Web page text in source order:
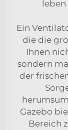
Ein
die die
Ihnen
sondern
der
Gazebo
Bereich